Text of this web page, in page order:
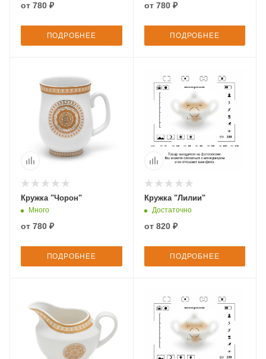
от 780 ₽
ПОДРОБНЕЕ
от 780 ₽
ПОДРОБНЕЕ
Кружка "Чорон"
Много
от 780 ₽
ПОДРОБНЕЕ
Кружка "Лилии"
Достаточно
от 820 ₽
ПОДРОБНЕЕ